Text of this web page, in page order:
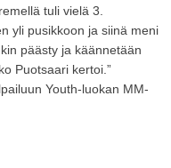
tuli vielä 3.
yli pusikkoon ja siinä meni
päästy ja käännetään
Puotsaari kertoi.”
Youth-luokan MM-